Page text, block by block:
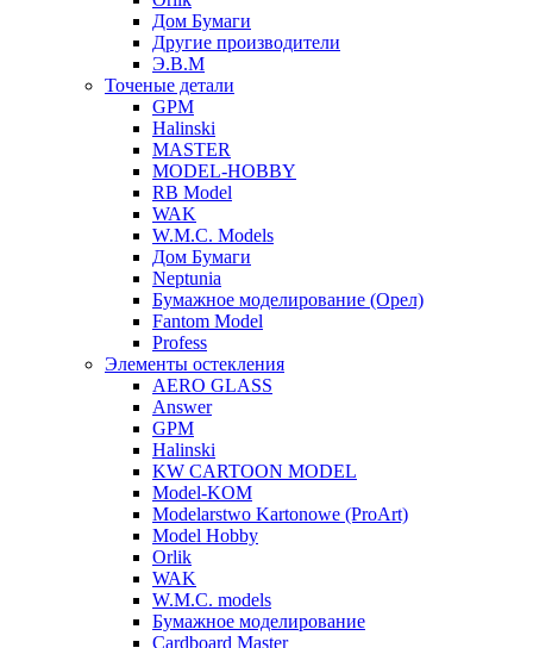
Дом Бумаги
Другие производители
Э.В.М
Точеные детали
GPM
Halinski
MASTER
MODEL-HOBBY
RB Model
WAK
W.M.C. Models
Дом Бумаги
Neptunia
Бумажное моделирование (Орел)
Fantom Model
Profess
Элементы остекления
AERO GLASS
Answer
GPM
Halinski
KW CARTOON MODEL
Model-KOM
Modelarstwo Kartonowe (ProArt)
Model Hobby
Orlik
WAK
W.M.C. models
Бумажное моделирование
Cardboard Master